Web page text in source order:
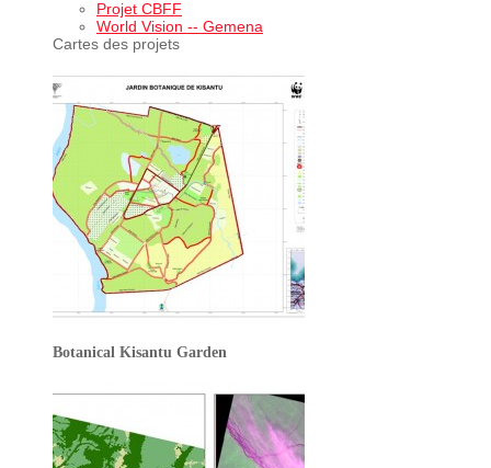
Projet CBFF
World Vision -- Gemena
Cartes des projets
Botanical Kisantu Garden